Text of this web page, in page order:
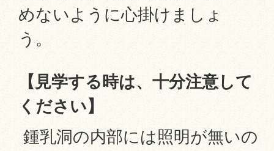
めないように心掛けましょ
う。
【見学する時は、十分注意して
ください】
鍾乳洞の内部には照明が無いの